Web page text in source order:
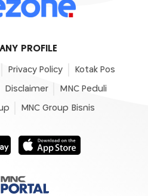
PROFILE
Privacy Policy Kotak Pos
Disclaimer MNC Peduli
MNC Group Bisnis